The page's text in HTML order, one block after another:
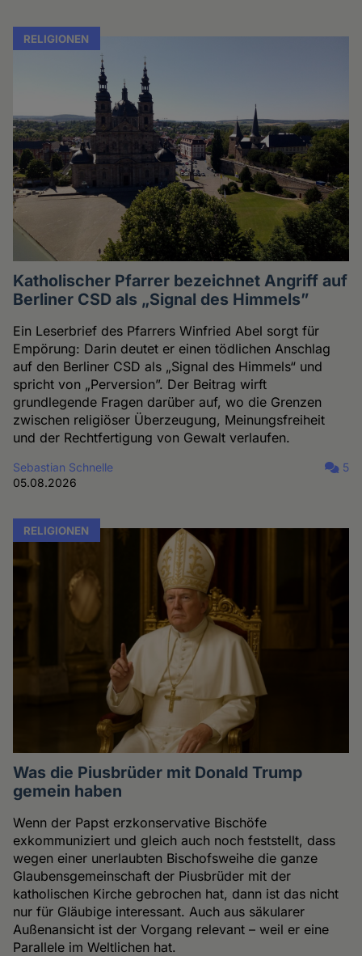
RELIGIONEN
Katholischer Pfarrer bezeichnet Angriff auf
Berliner CSD als „Signal des Himmels”
Ein Leserbrief des Pfarrers Winfried Abel sorgt für
Empörung: Darin deutet er einen tödlichen Anschlag
auf den Berliner CSD als „Signal des Himmels“ und
spricht von „Perversion”. Der Beitrag wirft
grundlegende Fragen darüber auf, wo die Grenzen
zwischen religiöser Überzeugung, Meinungsfreiheit
und der Rechtfertigung von Gewalt verlaufen.
Sebastian Schnelle
05.08.2026
5
RELIGIONEN
Was die Piusbrüder mit Donald Trump
gemein haben
Wenn der Papst erzkonservative Bischöfe
exkommuniziert und gleich auch noch feststellt, dass
wegen einer unerlaubten Bischofsweihe die ganze
Glaubensgemeinschaft der Piusbrüder mit der
katholischen Kirche gebrochen hat, dann ist das nicht
nur für Gläubige interessant. Auch aus säkularer
Außenansicht ist der Vorgang relevant – weil er eine
Parallele im Weltlichen hat.